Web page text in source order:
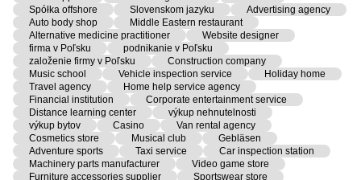
Spółka offshore
Slovenskom jazyku
Advertising agency
Auto body shop
Middle Eastern restaurant
Alternative medicine practitioner
Website designer
firma v Poľsku
podnikanie v Poľsku
založenie firmy v Poľsku
Construction company
Music school
Vehicle inspection service
Holiday home
Travel agency
Home help service agency
Financial institution
Corporate entertainment service
Distance learning center
výkup nehnutelnosti
výkup bytov
Casino
Van rental agency
Cosmetics store
Musical club
Gebläsen
Adventure sports
Taxi service
Car inspection station
Machinery parts manufacturer
Video game store
Furniture accessories supplier
Sportswear store